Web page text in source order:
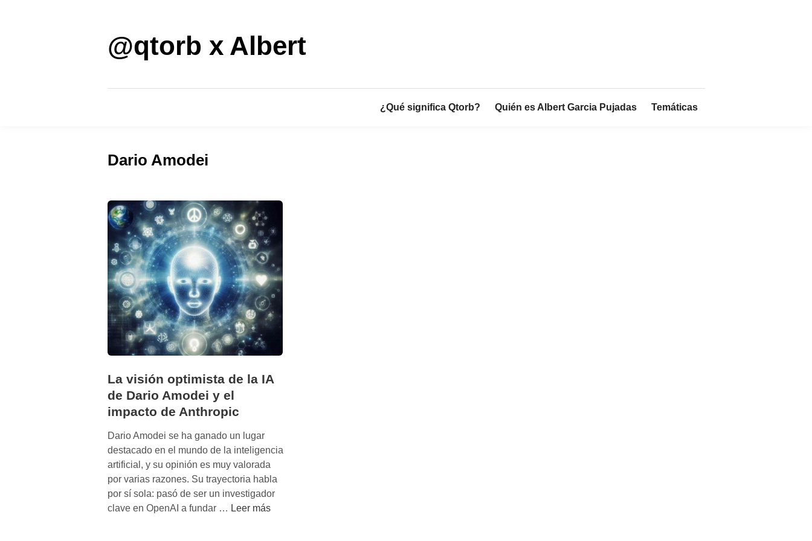
@qtorb x Albert
¿Qué significa Qtorb? Quién es Albert Garcia Pujadas Temáticas
Dario Amodei
La visión optimista de la IA
de Dario Amodei y el
impacto de Anthropic
Dario Amodei se ha ganado un lugar
destacado en el mundo de la inteligencia
artificial, y su opinión es muy valorada
por varias razones. Su trayectoria habla
por sí sola: pasó de ser un investigador
clave en OpenAI a fundar … LLeer más